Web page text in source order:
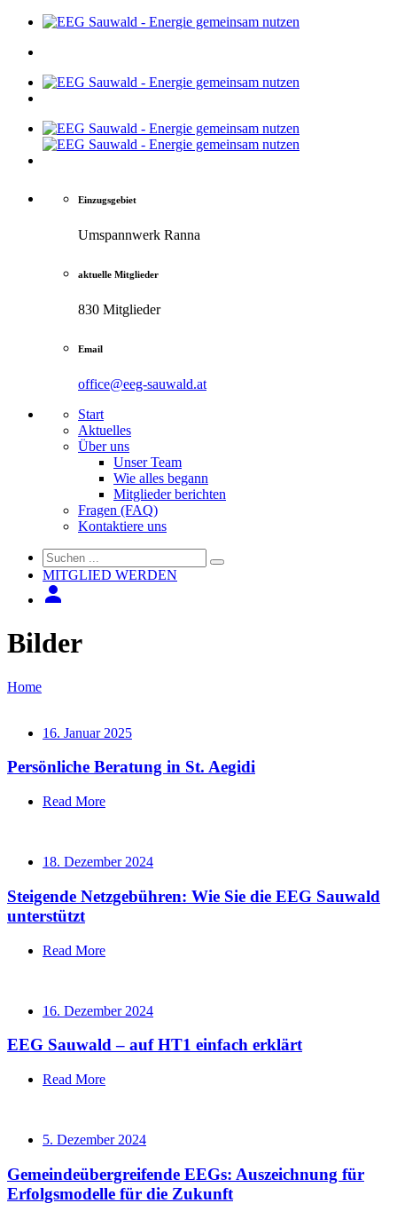
Einzugsgebiet
Umspannwerk Ranna
aktuelle Mitglieder
830 Mitglieder
Email
office@eeg-sauwald.at
Start
Aktuelles
Über uns
Unser Team
Wie alles begann
Mitglieder berichten
Fragen (FAQ)
Kontaktiere uns
MITGLIED WERDEN
Bilder
Home
16. Januar 2025
Persönliche Beratung in St. Aegidi
Read More
18. Dezember 2024
Steigende Netzgebühren: Wie Sie die EEG Sauwald
unterstützt
Read More
16. Dezember 2024
EEG Sauwald – auf HT1 einfach erklärt
Read More
5. Dezember 2024
Gemeindeübergreifende EEGs: Auszeichnung für
Erfolgsmodelle für die Zukunft